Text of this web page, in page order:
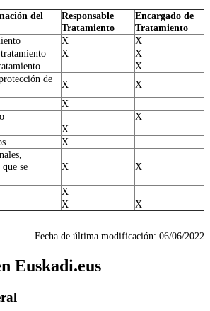
del
Responsable
Tratamiento
Encargado de
Tratamiento
X
X
X
X
X
de
X
X
X
X
X
X
se
X X
X
X
X
Fecha de última modificación: 06/06/2022
Euskadi.eus